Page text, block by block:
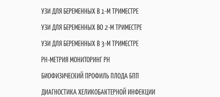
УЗИ ДЛЯ БЕРЕМЕННЫХ В 1-М ТРИМЕСТРЕ
УЗИ ДЛЯ БЕРЕМЕННЫХ ВО 2-М ТРИМЕСТРЕ
УЗИ ДЛЯ БЕРЕМЕННЫХ В 3-М ТРИМЕСТРЕ
PH-МЕТРИЯ МОНИТОРИНГ PH
БИОФИЗИЧЕСКИЙ ПРОФИЛЬ ПЛОДА БПП
ДИАГНОСТИКА ХЕЛИКОБАКТЕРНОЙ ИНФЕКЦИИ